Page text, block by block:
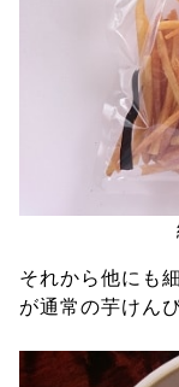
それから他にも
が通常の芋けん